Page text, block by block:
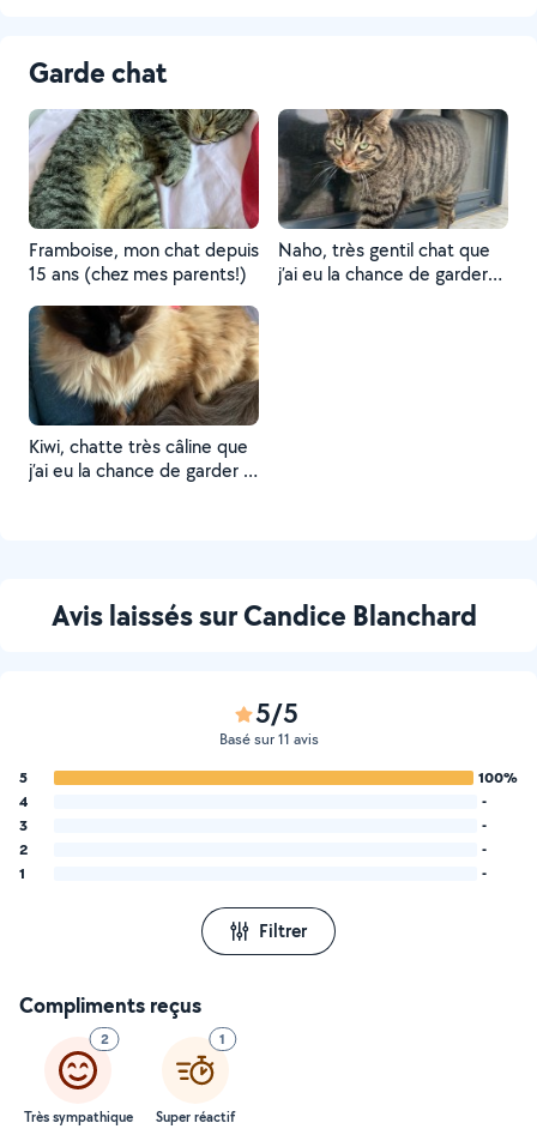
Garde chat
Framboise, mon chat depuis
15 ans (chez mes parents!)
Naho, très gentil chat que
j’ai eu la chance de garder
Kiwi, chatte très câline que
j’ai eu la chance de garder 1
Avis laissés sur Candice Blanchard
5/5
Basé sur 11 avis
5
100%
4
-
3
-
2
-
1
-
Filtrer
Compliments reçus
2
Très sympathique
1
Super réactif